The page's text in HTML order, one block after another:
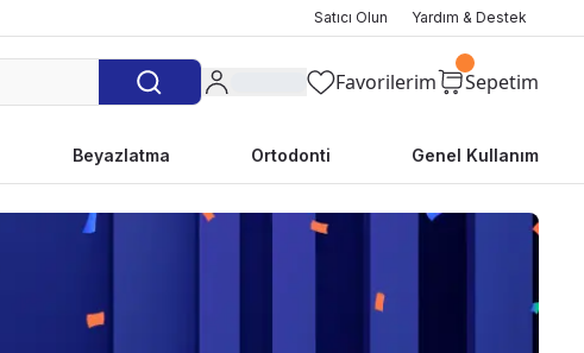
Satıcı Olun Yardım & Destek
Favorilerim Sepetim
Beyazlatma Ortodonti Genel Kullanım